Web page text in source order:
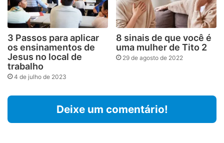
3 Passos para aplicar
os ensinamentos de
Jesus no local de
trabalho
4 de julho de 2023
8 sinais de que você é
uma mulher de Tito 2
29 de agosto de 2022
Deixe um comentário!